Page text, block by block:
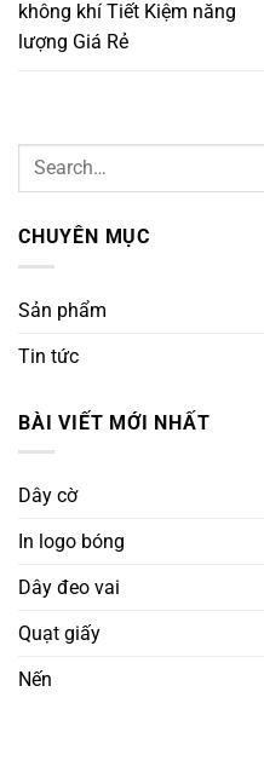
không khí Tiết Kiệm năng
lượng Giá Rẻ
CHUYÊN MỤC
Sản phẩm
Tin tức
BÀI VIẾT MỚI NHẤT
Dây cờ
In logo bóng
Dây đeo vai
Quạt giấy
Nến